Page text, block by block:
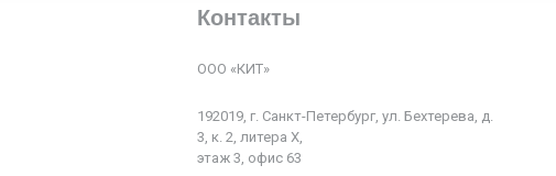
Контакты
ООО «КИТ»
192019, г. Санкт-Петербург, ул. Бехтерева, д.
3, к. 2, литера Х,
этаж 3, офис 63